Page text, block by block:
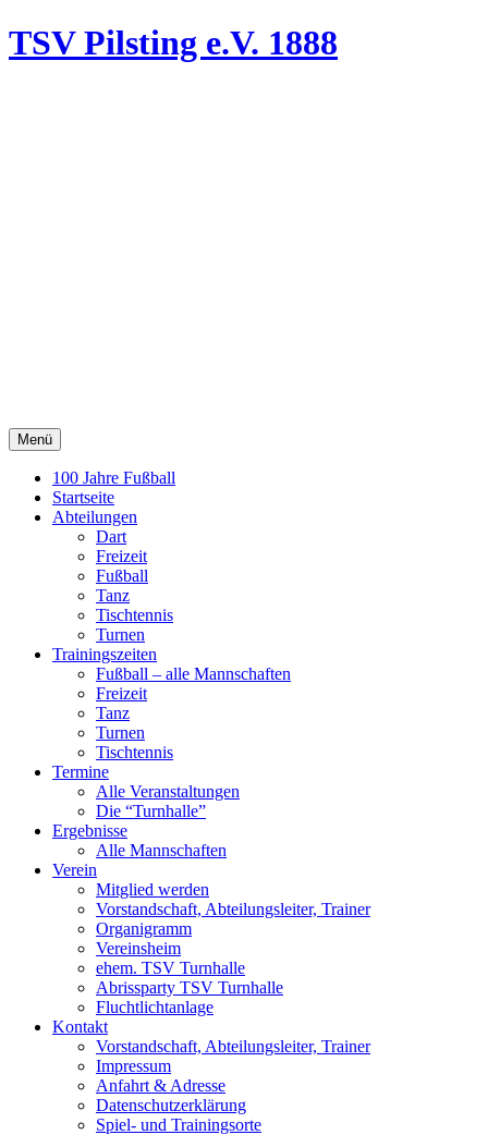
TSV Pilsting e.V. 1888
Menü
100 Jahre Fußball
Startseite
Abteilungen
Dart
Freizeit
Fußball
Tanz
Tischtennis
Turnen
Trainingszeiten
Fußball – alle Mannschaften
Freizeit
Tanz
Turnen
Tischtennis
Termine
Alle Veranstaltungen
Die “Turnhalle”
Ergebnisse
Alle Mannschaften
Verein
Mitglied werden
Vorstandschaft, Abteilungsleiter, Trainer
Organigramm
Vereinsheim
ehem. TSV Turnhalle
Abrissparty TSV Turnhalle
Fluchtlichtanlage
Kontakt
Vorstandschaft, Abteilungsleiter, Trainer
Impressum
Anfahrt & Adresse
Datenschutzerklärung
Spiel- und Trainingsorte